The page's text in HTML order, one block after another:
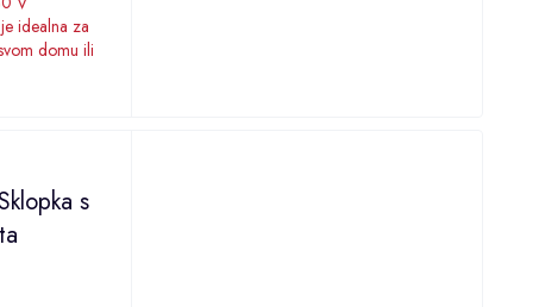
idealna za
domu ili
s